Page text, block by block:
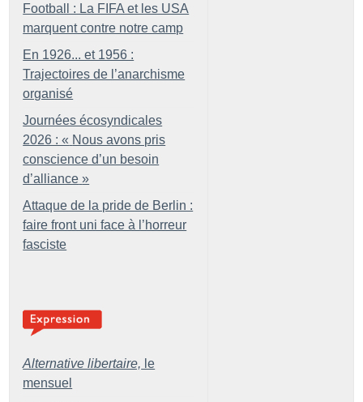
Football : La FIFA et les USA
marquent contre notre camp
En 1926... et 1956 :
Trajectoires de l’anarchisme
organisé
Journées écosyndicales
2026 : « Nous avons pris
conscience d’un besoin
d’alliance »
Attaque de la pride de Berlin :
faire front uni face à l’horreur
fasciste
Alternative libertaire, le
mensuel